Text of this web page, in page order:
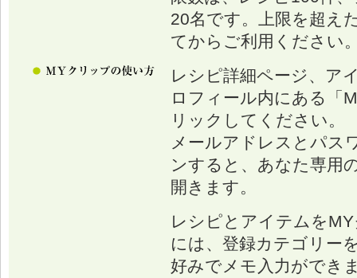
20名です。上限を超え
てからご利用ください
レシピ詳細ページ、ア
ロフィール内にある「
リックしてください。
メールアドレスとパス
ンすると、あなた専用
開きます。
レシピとアイテムを
には、登録カテゴリー
好みでメモ入力ができ